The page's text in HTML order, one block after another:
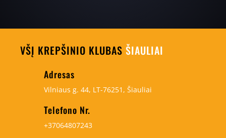
VŠĮ KREPŠINIO KLUBAS ŠIAULIAI
Adresas
Vilniaus g. 44, LT-76251, Šiauliai
Telefono Nr.
+37064807243